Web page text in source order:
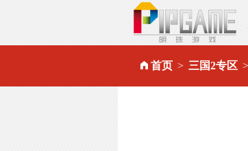
首页 三国2专区